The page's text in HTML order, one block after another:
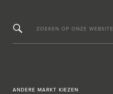
ZOEKEN OP ONZE WEBSITE
ANDERE MARKT KIEZEN